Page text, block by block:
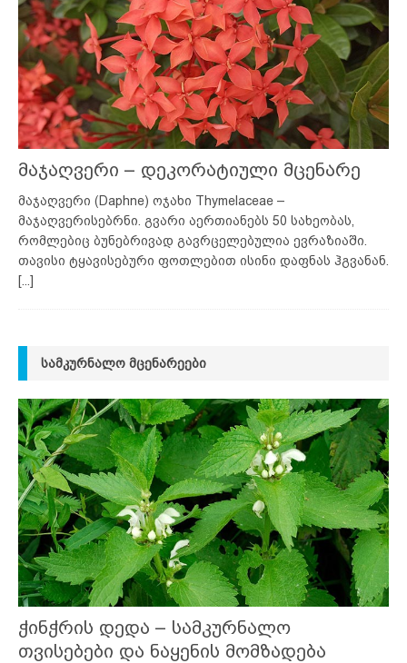
მაჯაღვერი – დეკორატიული მცენარე
მაჯაღვერი (Daphne) ოჯახი Thymelaceae –
მაჯაღვერისებრნი. გვარი აერთიანებს 50 სახეობას,
რომლებიც ბუნებრივად გავრცელებულია ევრაზიაში.
თავისი ტყავისებური ფოთლებით ისინი დაფნას ჰგვანან.
[...]
ᲡᲐᲛᲙᲣᲠᲜᲐᲚᲝ ᲛᲪᲔᲜᲐᲠᲔᲔᲑᲘ
ჭინჭრის დედა – სამკურნალო
თვისებები და ნაყენის მომზადება